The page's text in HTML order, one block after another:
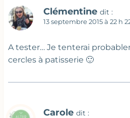
Clémentine dit :
13 septembre 2015 à 22 h
A tester… Je tenterai
cercles à patisserie 🙂
Carole dit :